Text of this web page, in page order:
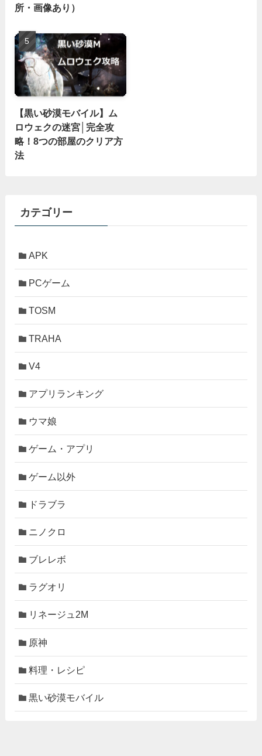
所・画像あり）
【黒い砂漠モバイル】ム
ロウェクの迷宮│完全攻
略！8つの部屋のクリア方
法
カテゴリー
APK
PCゲーム
TOSM
TRAHA
V4
アプリランキング
ウマ娘
ゲーム・アプリ
ゲーム以外
ドラブラ
ニノクロ
ブレレボ
ラグオリ
リネージュ2M
原神
料理・レシピ
黒い砂漠モバイル